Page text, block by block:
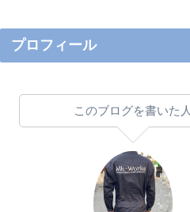
プロフィール
このブログを書いた人